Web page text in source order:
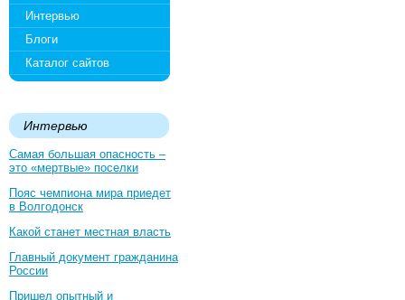
Интервью
Блоги
Каталог сайтов
Интервью
Самая большая опасность –
это «мертвые» поселки
Пояс чемпиона мира приедет
в Волгодонск
Какой станет местная власть
Главный документ гражданина
России
Пришел опытный и